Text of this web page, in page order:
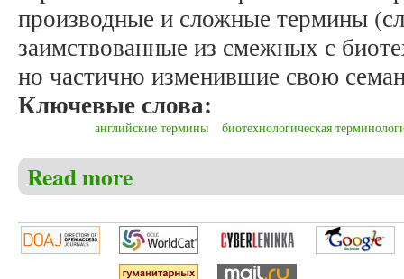
производные и сложные термины
заимствованные из смежных с
но частично изменившие свою
Ключевые слова:
английские термины биотехнологическая
Read more